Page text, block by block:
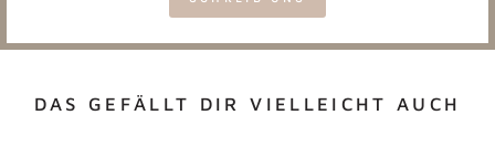
DAS GEFÄLLT DIR VIELLEICHT AUCH